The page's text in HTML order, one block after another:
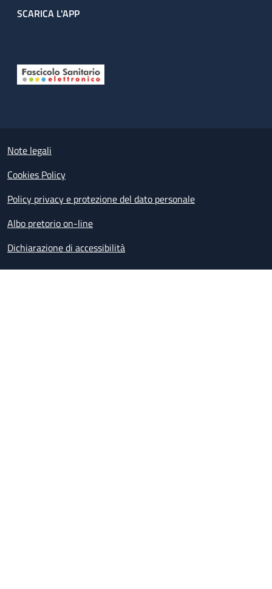
SCARICA L'APP
Small prints
Note legali
Cookies Policy
Policy privacy e protezione del dato personale
Albo pretorio on-line
Dichiarazione di accessibilità